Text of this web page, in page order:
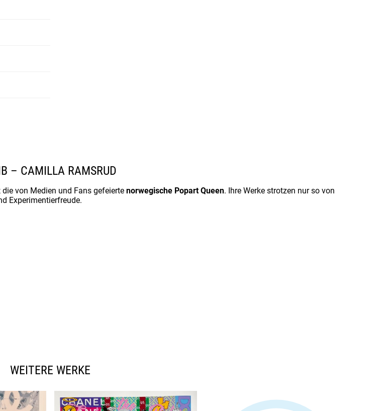
– CAMILLA RAMSRUD
von Medien und Fans gefeierte norwegische Popart Queen. Ihre Werke strotzen nur so von
Experimentierfreude.
WEITERE WERKE